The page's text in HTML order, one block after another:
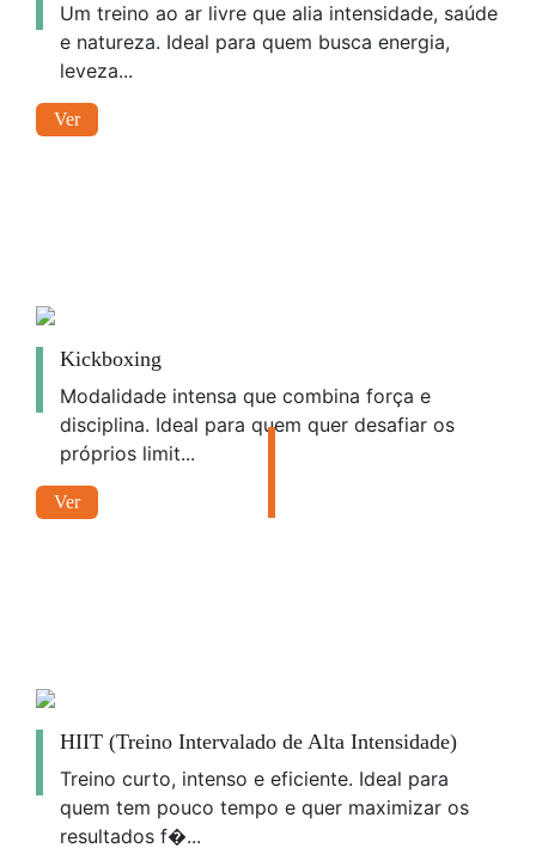
Um treino ao ar livre que alia intensidade, saúde
e natureza. Ideal para quem busca energia,
leveza...
Ver
Kickboxing
Modalidade intensa que combina força e
disciplina. Ideal para quem quer desafiar os
próprios limit...
Ver
HIIT (Treino Intervalado de Alta Intensidade)
Treino curto, intenso e eficiente. Ideal para
quem tem pouco tempo e quer maximizar os
resultados f�...